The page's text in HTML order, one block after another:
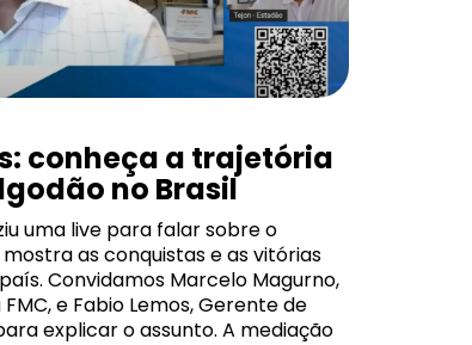
conheça a trajetória
no Brasil
uma live para falar sobre o
as conquistas e as vitórias
Convidamos Marcelo Magurno,
e Fabio Lemos, Gerente de
explicar o assunto. A mediação